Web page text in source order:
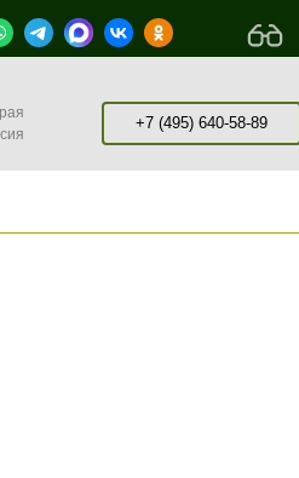
+7 (495) 640-58-89